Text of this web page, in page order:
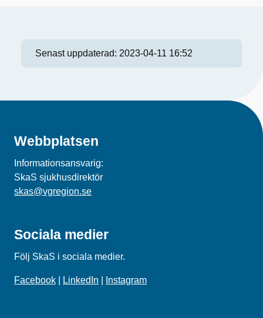
Senast uppdaterad: 2023-04-11 16:52
Webbplatsen
Informationsansvarig:
SkaS sjukhusdirektör
skas@vgregion.se
Sociala medier
Följ SkaS i sociala medier.
Facebook LinkedIn Instagram